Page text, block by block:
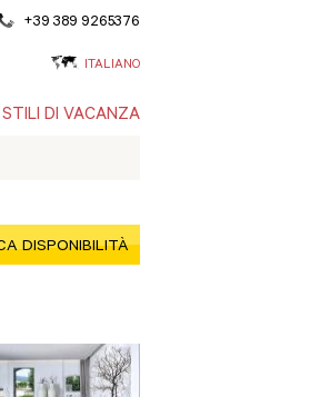
+39 389 9265376
ITALIANO
STILI DI VACANZA
DISPONIBILITÀ